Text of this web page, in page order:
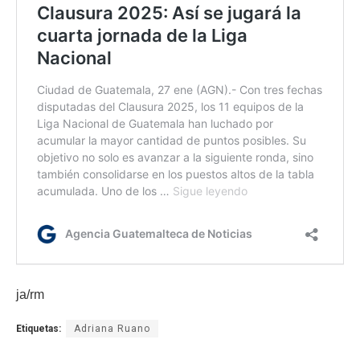
ja/rm
Etiquetas: Adriana Ruano